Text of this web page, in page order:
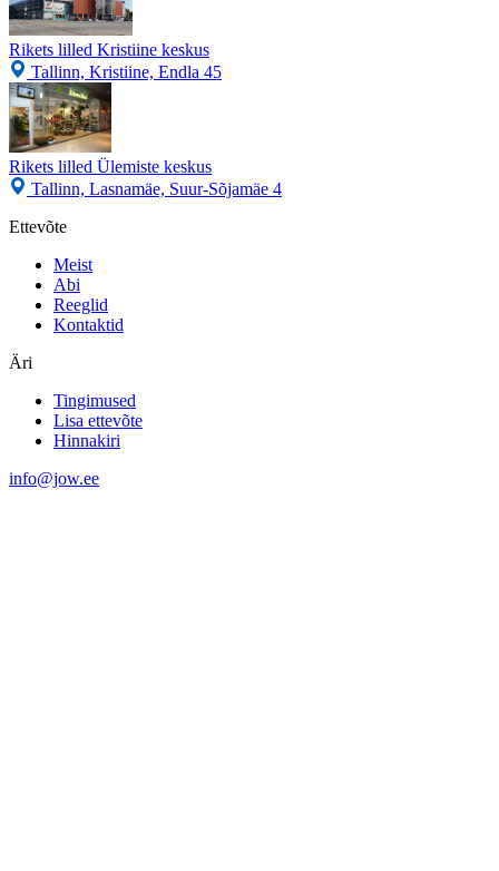
Rikets lilled Kristiine keskus
Tallinn, Kristiine, Endla 45
Rikets lilled Ülemiste keskus
Tallinn, Lasnamäe, Suur-Sõjamäe 4
Ettevõte
Meist
Abi
Reeglid
Kontaktid
Äri
Tingimused
Lisa ettevõte
Hinnakiri
info@jow.ee